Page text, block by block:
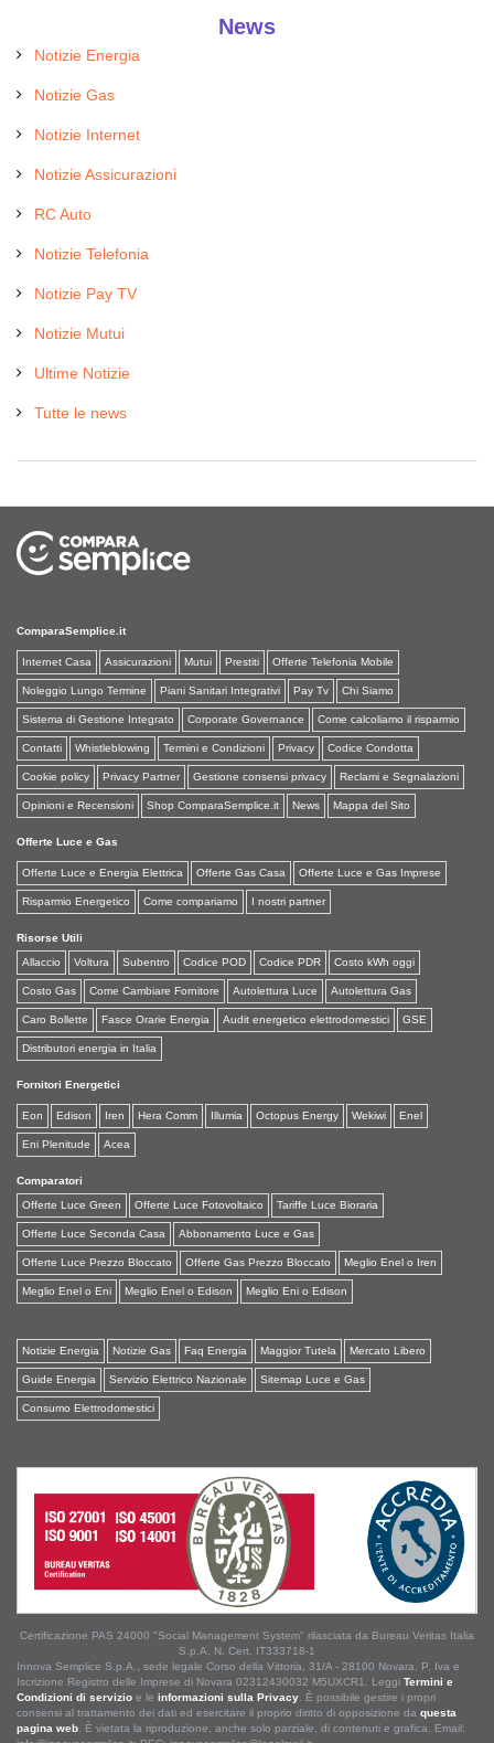
News
Notizie Energia
Notizie Gas
Notizie Internet
Notizie Assicurazioni
RC Auto
Notizie Telefonia
Notizie Pay TV
Notizie Mutui
Ultime Notizie
Tutte le news
ComparaSemplice.it
Internet Casa Assicurazioni Mutui Prestiti Offerte Telefonia Mobile
Noleggio Lungo Termine Piani Sanitari Integrativi Pay Tv Chi Siamo
Sistema di Gestione Integrato Corporate Governance Come calcoliamo il risparmio
Contatti Whistleblowing Termini e Condizioni Privacy Codice Condotta
Cookie policy Privacy Partner Gestione consensi privacy Reclami e Segnalazioni
Opinioni e Recensioni Shop ComparaSemplice.it News Mappa del Sito
Offerte Luce e Gas
Offerte Luce e Energia Elettrica Offerte Gas Casa Offerte Luce e Gas Imprese
Risparmio Energetico Come compariamo I nostri partner
Risorse Utili
Allaccio
Voltura Subentro Codice POD Codice PDR Costo kWh oggi
Costo Gas Come Cambiare Fornitore Autolettura Luce Autolettura Gas
Caro Bollette Fasce Orarie Energia Audit energetico elettrodomestici GSE
Distributori energia in Italia
Fornitori Energetici
Eon Edison Iren Hera Comm Illumia Octopus Energy Wekiwi Enel
Eni Plenitude Acea
Comparatori
Offerte Luce Green
Offerte Luce Fotovoltaico Tariffe Luce Bioraria
Offerte Luce Seconda Casa Abbonamento Luce e Gas
Offerte Luce Prezzo Bloccato Offerte Gas Prezzo Bloccato Meglio Enel o Iren
Meglio Enel o Eni Meglio Enel o Edison Meglio Eni o Edison
Notizie Energia Notizie Gas Faq Energia Maggior Tutela Mercato Libero
Guide Energia Servizio Elettrico Nazionale Sitemap Luce e Gas
Consumo Elettrodomestici
Certificazione PAS 24000 "Social Management System" rilasciata da Bureau Veritas Italia
S.p.A. N. Cert. IT333718-1
Innova Semplice S.p.A., sede legale Corso della Vittoria, 31/A - 28100 Novara. P. Iva e
Iscrizione Registro delle Imprese di Novara 02312430032 M5UXCR1. Leggi Termini e
Condizioni di servizio e le informazioni sulla Privacy . È possibile gestire i propri
consensi al trattamento dei dati ed esercitare il proprio diritto di opposizione da questa
pagina web . È vietata la riproduzione, anche solo parziale, di contenuti e grafica. Email: